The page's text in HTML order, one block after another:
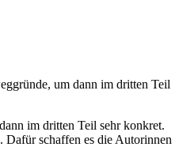
um dann im dritten Teil
im dritten Teil sehr konkret.
Dafür schaffen es die Autorinnen